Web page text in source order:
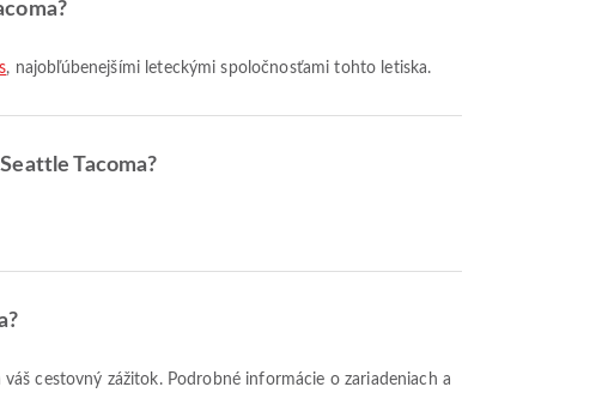
, najobľúbenejšími leteckými spoločnosťami tohto letiska.
Tacoma?